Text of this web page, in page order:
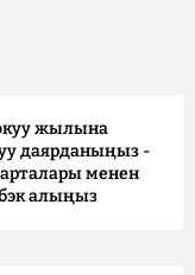
жылына
даярданыңыз -
менен
алыңыз